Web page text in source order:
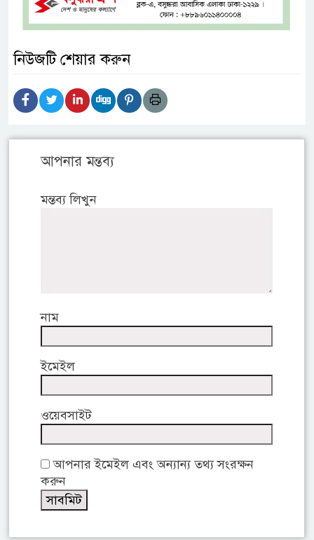
নিউজটি শেয়ার করুন
আপনার মন্তব্য
মন্তব্য লিখুন
নাম
ইমেইল
ওয়েবসাইট
আপনার ইমেইল এবং অন্যান্য তথ্য সংরক্ষন
করুন